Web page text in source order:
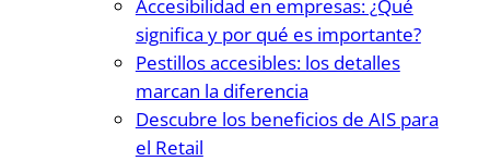
Accesibilidad en empresas: ¿Qué
significa y por qué es importante?
Pestillos accesibles: los detalles
marcan la diferencia
Descubre los beneficios de AIS para
el Retail